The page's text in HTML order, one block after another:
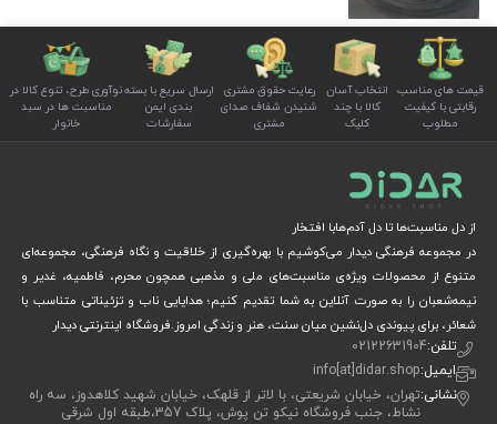
قیمت های مناسب
رقابتی با کیفیت
مطلوب
انتخاب آسان
کالا با چند
کلیک
رعایت حقوق مشتری
شنیدن شفاف صدای
مشتری
ارسال سریع با بسته
بندی ایمن
سفارشات
نوآوری طرح، تنوع کالا در
مناسبت ها در سبد
خانوار
از دل مناسبت‌ها تا دل آدم‌هابا افتخار
در مجموعه فرهنگی دیدار می‌کوشیم با بهره‌گیری از خلاقیت و نگاه فرهنگی، مجموعه‌ای
متنوع از محصولات ویژه‌ی مناسبت‌های ملی و مذهبی همچون محرم، فاطمیه، غدیر و
نیمه‌شعبان را به صورت آنلاین به شما تقدیم کنیم؛ هدایایی ناب و تزئیناتی متناسب با
شعائر، برای پیوندی دل‌نشین میان سنت، هنر و زندگی امروز.فروشگاه اینترنتی دیدار
تلفن:02122631904
ایمیل:info[at]didar.shop
نشانی:تهران، خیابان شریعتی، با لاتر از قلهک، خیابان شهید کلاهدوز، سه راه
نشاط، جنب فروشگاه نیکو تن پوش، پلاک 357،طبقه اول شرقی